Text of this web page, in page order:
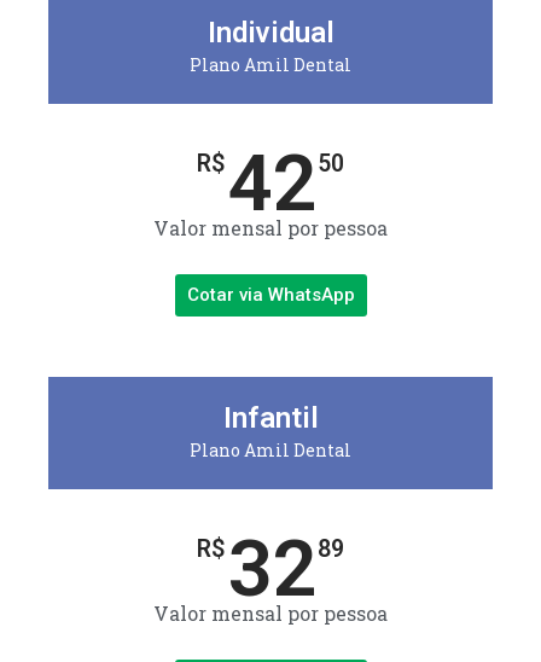
Individual
Plano Amil Dental
R$4250
Valor mensal por pessoa
Cotar via WhatsApp
Infantil
Plano Amil Dental
R$ 3289
Valor mensal por pessoa